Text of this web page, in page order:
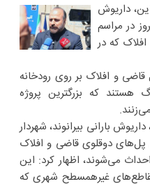
داریوش
در مراسم
که در
خرم‌‌آباد گفت: احداث ۲ پل قاضی و افلاک بر روی رودخانه
که بزرگترین پروژه
بارانی بیرانوند، شهردار
پل‌های دوقلوی قاضی و افلاک
می‌شوند، اظهار کرد: این
غیرهمسطح شهری که